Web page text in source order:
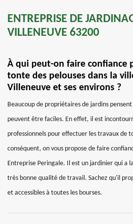
ENTREPRISE DE
VILLENEUVE 63200
À qui peut-on faire confiance
tonte des pelouses dans la
Villeneuve et ses environs ?
Beaucoup de propriétaires de jardins
peuvent être faciles. En effet, il est
professionnels pour effectuer les travaux de
conséquent, on vous propose de faire
Entreprise Peringale. Il est un jardinier qui a
très bonne qualité de travail. Sachez qu'il
et accessibles à toutes les bourses.